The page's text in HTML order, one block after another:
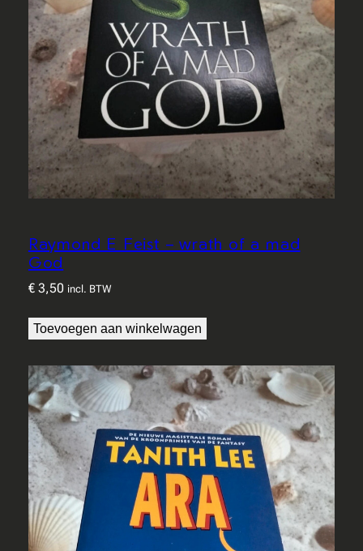
Raymond E Feist – wrath of a mad
God
€3,50 incl. BTW
Toevoegen aan winkelwagen